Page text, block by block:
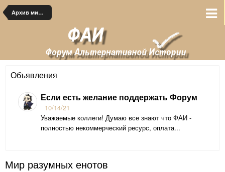
Архив миров
Объявления
Если есть желание поддержать Форум
10/14/21
Уважаемые коллеги! Думаю все знают что ФАИ -
полностью некоммерческий ресурс, оплата...
Мир разумных енотов